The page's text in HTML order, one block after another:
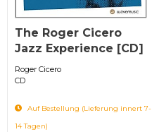
The Roger Cicero
Jazz Experience [CD]
Roger Cicero
CD
Auf Bestellung (Lieferung innert 7-
14 Tagen)